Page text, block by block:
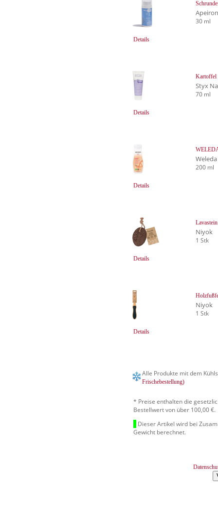
Details
Apeiron
30 ml
Details
Kartoffel
Styx
70 ml
Details
Weleda
200 ml
Details
Lavastein
Niyok
1 Stk
Details
Niyok
1 Stk
Alle Produkte mit dem
Frischebestellung)
* Preise enthalten die
Bestellwert von über 100,00 €.
Dieser Artikel wird bei
Gewicht berechnet.